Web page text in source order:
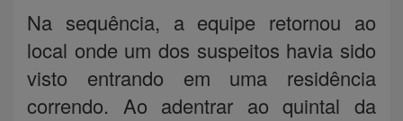
Na sequência, a equipe retornou ao
local onde um dos suspeitos havia sido
visto entrando em uma residência
correndo. Ao adentrar ao quintal da